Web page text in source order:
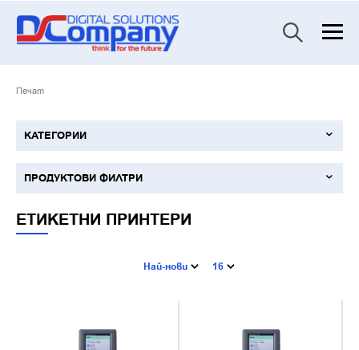
Печат
КАТЕГОРИИ
ПРОДУКТОВИ ФИЛТРИ
ЕТИКЕТНИ ПРИНТЕРИ
Най-нови 16